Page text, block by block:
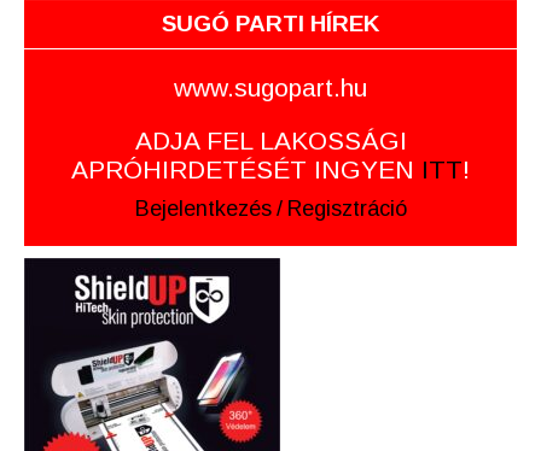
SUGÓ PARTI HÍREK
www.sugopart.hu
ADJA FEL LAKOSSÁGI
APRÓHIRDETÉSÉT INGYEN ITT!
Bejelentkezés / Regisztráció